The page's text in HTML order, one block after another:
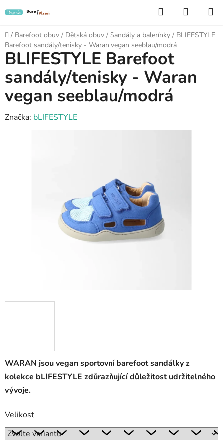
na
obsah
Hledat
KOŠÍK
Domů
/ Barefoot obuv / Dětská obuv / Sandály a balerínky / BLIFESTYLE
Barefoot sandály/tenisky - Waran vegan seeblau/modrá
WARAN jsou vegan sportovní barefoot sandálky z
kolekce bLIFESTYLE zdůrazňující důležitost udržitelného
vývoje.
Velikost
BLIFESTYLE Barefoot
sandály/tenisky - Waran
vegan seeblau/modrá
Značka: bLIFESTYLE